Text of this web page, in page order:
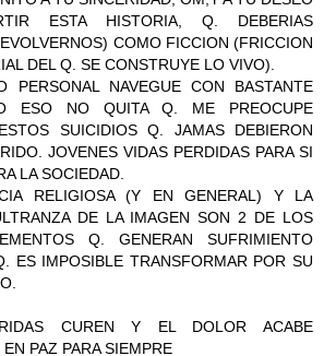
ESTA HISTORIA, Q. DEBERIAS
COMO FICCION (FRICCION
DEL Q. SE CONSTRUYE LO VIVO).
PERSONAL NAVEGUE CON BASTANTE
ESO NO QUITA Q. ME PREOCUPE
SUICIDIOS Q. JAMAS DEBIERON
JOVENES VIDAS PERDIDAS PARA SI
LA SOCIEDAD.
RELIGIOSA (Y EN GENERAL) Y LA
DE LA IMAGEN SON 2 DE LOS
Q. GENERAN SUFRIMIENTO
ES IMPOSIBLE TRANSFORMAR POR SU
CUREN Y EL DOLOR ACABE
PAZ PARA SIEMPRE